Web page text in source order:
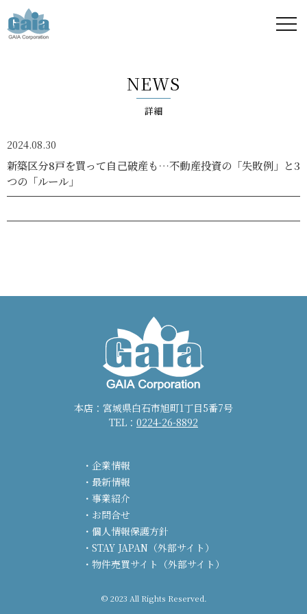
ア -
GAIA
Corporation
-
NEWS
詳細
2024.08.30
新築区分8戸を買って自己破産も…不動産投資の「失敗例」と3
つの「ルール」
本店：宮城県白石市旭町1丁目5番7号
TEL： 0224-26-8892
企業情報
最新情報
事業紹介
お問合せ
個人情報保護方針
STAY JAPAN（外部サイト）
物件売買サイト（外部サイト）
© 2023 All Rights Reserved.